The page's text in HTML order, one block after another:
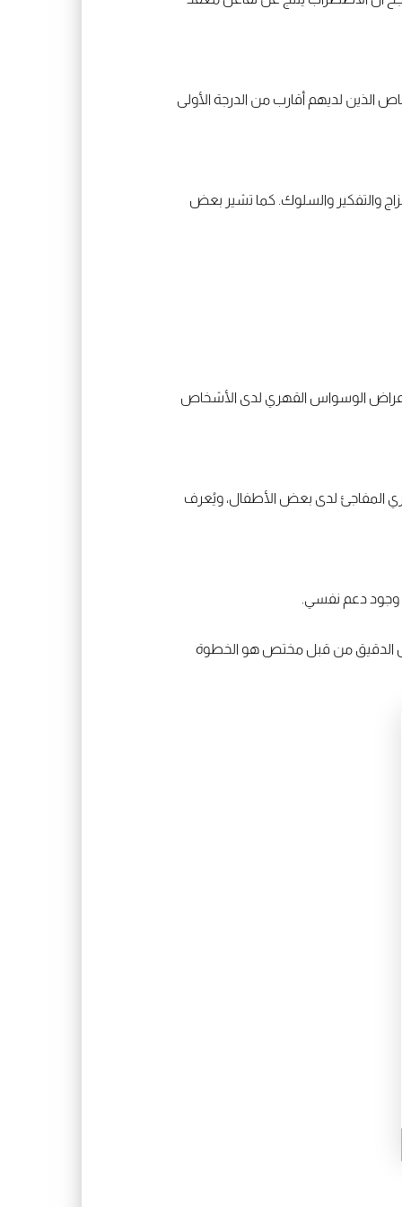
الذين لديهم أقارب من الدرجة الأولى
والتفكير والسلوك. كما تشير بعض
أعراض الوسواس القهري لدى الأشخاص
المفاجئ لدى بعض الأطفال، ويُعرف
وجود دعم نفسي.
الدقيق من قبل مختص هو الخطوة